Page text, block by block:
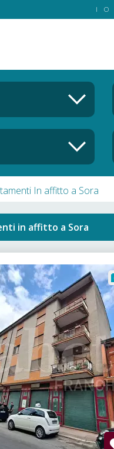
In affitto a Sora
in affitto a Sora